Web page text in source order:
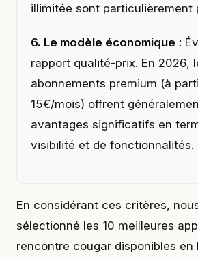
illimitée sont particulièrement
6. Le modèle économique :
rapport qualité-prix. En 2026,
abonnements premium (à
15€/mois) offrent
avantages significatifs en
visibilité et de fonctionnalités.
En considérant ces critères,
sélectionné les 10 meilleures
rencontre cougar disponibles en